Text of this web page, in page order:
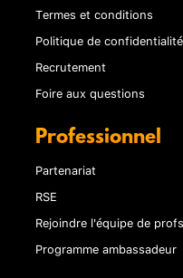
Termes et conditions
Politique de confidentialité
Recrutement
Foire aux questions
Professionnel
Partenariat
RSE
Rejoindre l'équipe de profs
Programme ambassadeur